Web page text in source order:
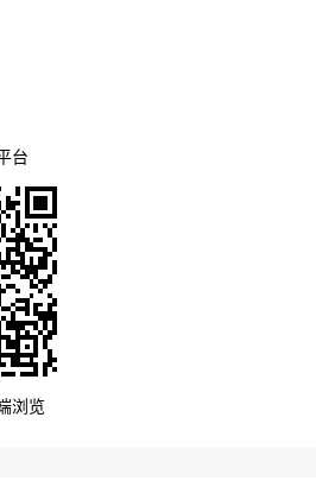
台
浏览